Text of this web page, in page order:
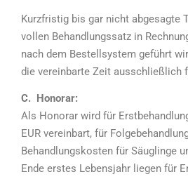
Kurzfristig bis gar nicht abgesagte
vollen Behandlungssatz in
nach dem Bestellsystem geführt
die vereinbarte Zeit ausschließlich
C. Honorar:
Als Honorar wird für
EUR vereinbart, für
Behandlungskosten für Säuglinge
Ende erstes Lebensjahr liegen für